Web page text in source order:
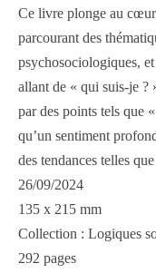
Ce livre plonge au
parcourant des
psychosociologiques,
allant de « qui suis-je ?
par des points tels que
qu’un sentiment
des tendances telles
26/09/2024
135 x 215 mm
Collection : Logiques
292 pages